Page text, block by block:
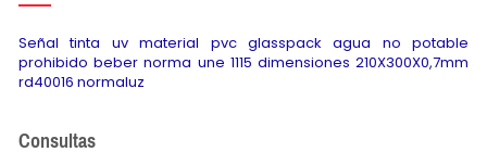
Señal tinta uv material pvc glasspack agua no potable
prohibido beber norma une 1115 dimensiones 210X300X0,7mm
rd40016 normaluz
Consultas